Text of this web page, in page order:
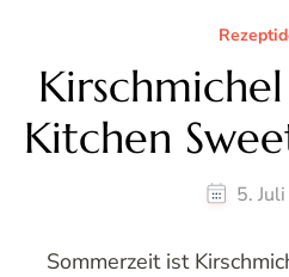
Kitchen
5.
Sommerzeit ist